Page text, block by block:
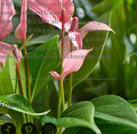
wichtige Rolle, von der Zeremonie bis
zum festlichen Dinner. Anthurien
überraschen hier als vielseitige Option.
Dank ihrer eleganten Form, ihrer
langen Haltbarkeit und ihrer großen
Farbvielfalt passen sie perfekt zu den
unterschiedlichsten Hochzeitsthemen!
Folgen Sie uns